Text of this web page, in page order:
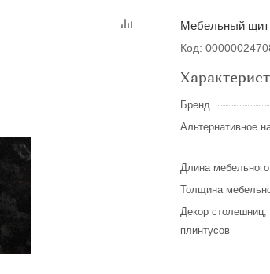
Мебельный щит
Код:
Бренд
Альтернативное
Длина
Толщина
Декор
плинтусов